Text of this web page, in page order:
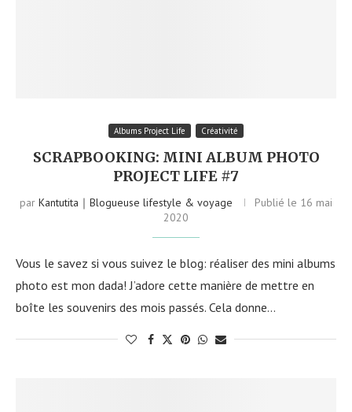
Albums Project Life Créativité
SCRAPBOOKING: MINI ALBUM PHOTO
PROJECT LIFE #7
par Kantutita｜Blogueuse lifestyle & voyage Publié le 16 mai
2020
Vous le savez si vous suivez le blog: réaliser des mini albums
photo est mon dada! J’adore cette manière de mettre en
boîte les souvenirs des mois passés. Cela donne…